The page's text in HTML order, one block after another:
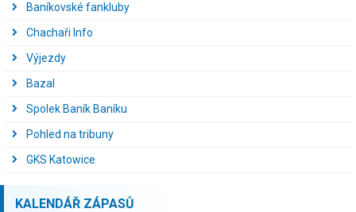
Baníkovské fankluby
Chachaři Info
Výjezdy
Bazal
Spolek Baník Baníku
Pohled na tribuny
GKS Katowice
KALENDÁŘ ZÁPASŮ